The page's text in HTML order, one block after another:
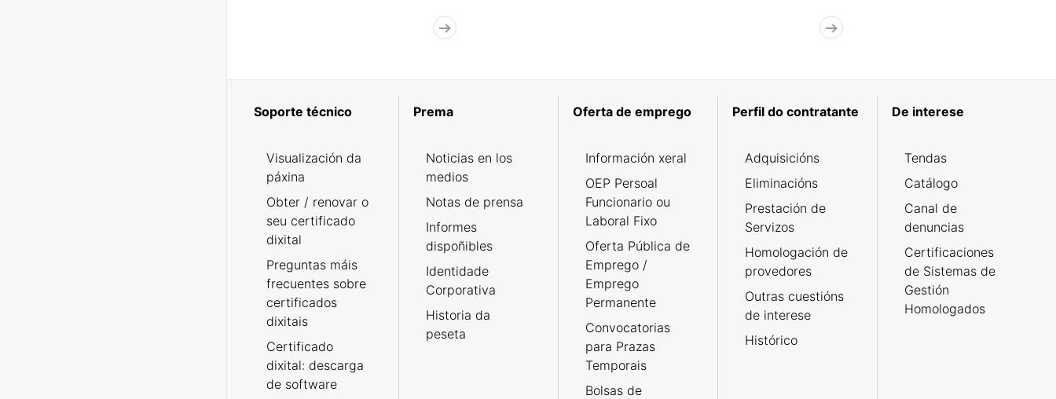
Soporte técnico
Visualización da
páxina
Obter / renovar o
seu certificado
dixital
Preguntas máis
frecuentes sobre
certificados
dixitais
Certificado
dixital: descarga
de software
Prema
Noticias en los
medios
Notas de prensa
Informes
dispoñibles
Identidade
Corporativa
Historia da
peseta
Oferta de emprego
Información xeral
OEP Persoal
Funcionario ou
Laboral Fixo
Oferta Pública de
Emprego /
Emprego
Permanente
Convocatorias
para Prazas
Temporais
Bolsas de
Perfil do contratante
Adquisicións
Eliminacións
Prestación de
Servizos
Homologación de
provedores
Outras cuestións
de interese
Histórico
De interese
Tendas
Catálogo
Canal de
denuncias
Certificaciones
de Sistemas de
Gestión
Homologados